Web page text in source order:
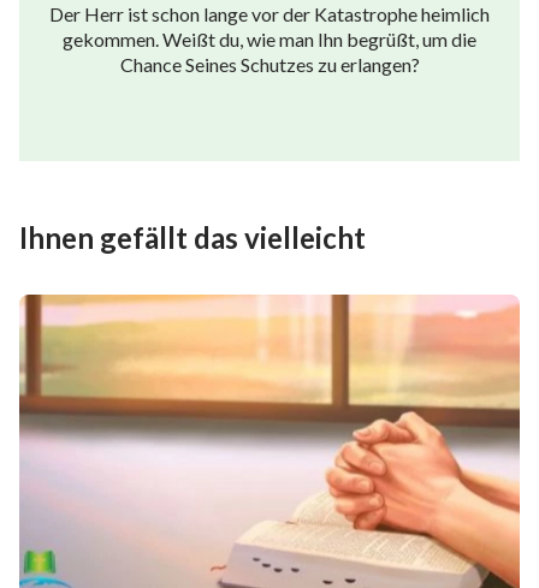
Der Herr ist schon lange vor der Katastrophe heimlich
gekommen. Weißt du, wie man Ihn begrüßt, um die
Chance Seines Schutzes zu erlangen?
Ihnen gefällt das vielleicht